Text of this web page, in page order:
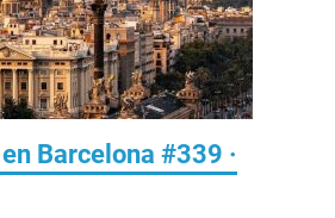
Barcelona #339 ·